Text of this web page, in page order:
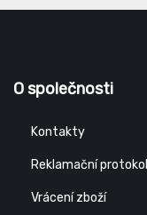
O společnosti
Kontakty
Reklamační protokol
Vrácení zboží